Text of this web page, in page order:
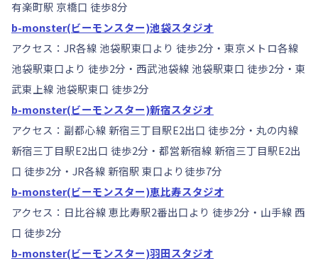
有楽町駅 京橋口 徒歩8分
b-monster(ビーモンスター)池袋スタジオ
アクセス：JR各線 池袋駅東口より 徒歩2分・東京メトロ各線
池袋駅東口より 徒歩2分・西武池袋線 池袋駅東口 徒歩2分・東
武東上線 池袋駅東口 徒歩2分
b-monster(ビーモンスター)新宿スタジオ
アクセス：副都心線 新宿三丁目駅E2出口 徒歩2分・丸の内線
新宿三丁目駅E2出口 徒歩2分・都営新宿線 新宿三丁目駅E2出
口 徒歩2分・JR各線 新宿駅 東口より徒歩7分
b-monster(ビーモンスター)恵比寿スタジオ
アクセス：日比谷線 恵比寿駅2番出口より 徒歩2分・山手線 西
口 徒歩2分
b-monster(ビーモンスター)羽田スタジオ